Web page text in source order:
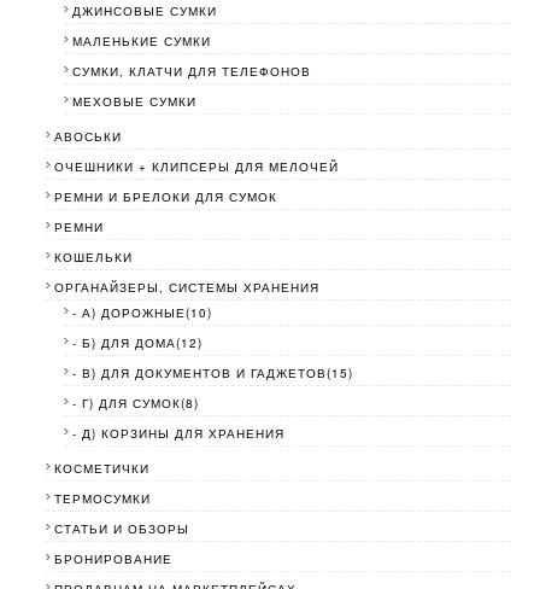
ДЖИНСОВЫЕ СУМКИ
МАЛЕНЬКИЕ СУМКИ
СУМКИ, КЛАТЧИ ДЛЯ ТЕЛЕФОНОВ
МЕХОВЫЕ СУМКИ
АВОСЬКИ
ОЧЕШНИКИ + КЛИПСЕРЫ ДЛЯ МЕЛОЧЕЙ
РЕМНИ И БРЕЛОКИ ДЛЯ СУМОК
РЕМНИ
КОШЕЛЬКИ
ОРГАНАЙЗЕРЫ, СИСТЕМЫ ХРАНЕНИЯ
- А) ДОРОЖНЫЕ(10)
- Б) ДЛЯ ДОМА(12)
- В) ДЛЯ ДОКУМЕНТОВ И ГАДЖЕТОВ(15)
- Г) ДЛЯ СУМОК(8)
- Д) КОРЗИНЫ ДЛЯ ХРАНЕНИЯ
КОСМЕТИЧКИ
ТЕРМОСУМКИ
СТАТЬИ И ОБЗОРЫ
БРОНИРОВАНИЕ